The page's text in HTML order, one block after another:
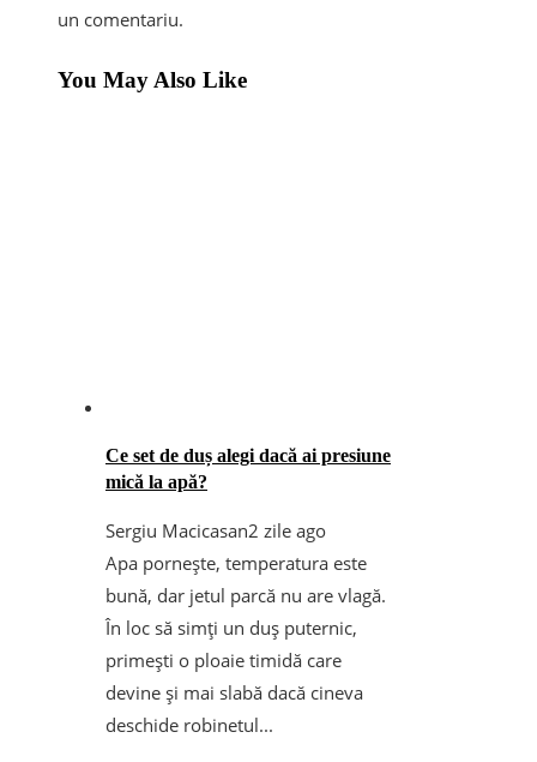
un comentariu.
You May Also Like
Ce set de duș alegi dacă ai presiune
mică la apă?
Sergiu Macicasan2 zile ago
Apa pornește, temperatura este
bună, dar jetul parcă nu are vlagă.
În loc să simți un duș puternic,
primești o ploaie timidă care
devine și mai slabă dacă cineva
deschide robinetul...